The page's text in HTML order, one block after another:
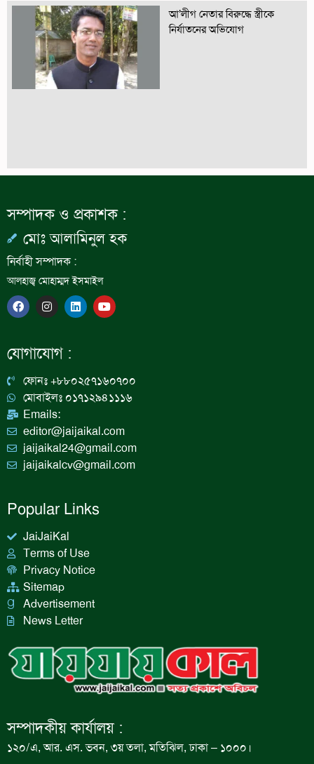
আ’লীগ নেতার বিরুদ্ধে স্ত্রীকে
নির্যাতনের অভিযোগ
সম্পাদক ও প্রকাশক :
মোঃ আলামিনুল হক
নির্বাহী সম্পাদক :
আলহাজ্ব মোহাম্মদ ইসমাইল
F
a
c
b
o
I
n
s
a
g
a
m
L
i
n
n
Y
o
u
যোগাযোগ :
ফোনঃ +৮৮০২৫৭১৬০৭০০
মোবাইলঃ ০১৭১২৯৪১১১৬
Emails:
editor@jaijaikal.com
jaijaikal24@gmail.com
jaijaikalcv@gmail.com
Popular Links
JaiJaiKal
Terms of Use
Privacy Notice
Sitemap
Advertisement
News Letter
সম্পাদকীয় কার্যালয় :
১২০/এ, আর. এস. ভবন, ৩য় তলা, মতিঝিল, ঢাকা – ১০০০।